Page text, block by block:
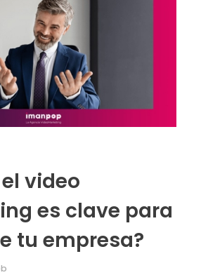
video
es clave para
tu empresa?